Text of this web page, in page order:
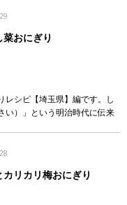
菜おにぎり
レシピ【埼玉県】編です。し
い）」という明治時代に伝来
カリカリ梅おにぎり